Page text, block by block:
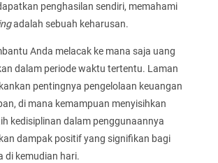
penghasilan sendiri, memahami
adalah sebuah keharusan.
Anda melacak ke mana saja uang
dalam periode waktu tertentu. Laman
pentingnya pengelolaan keuangan
di mana kemampuan menyisihkan
kedisiplinan dalam penggunaannya
dampak positif yang signifikan bagi
di kemudian hari.